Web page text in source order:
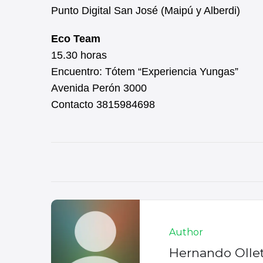
Punto Digital San José (Maipú y Alberdi)
Eco Team
15.30 horas
Encuentro: Tótem “Experiencia Yungas”
Avenida Perón 3000
Contacto 3815984698
Author
Hernando